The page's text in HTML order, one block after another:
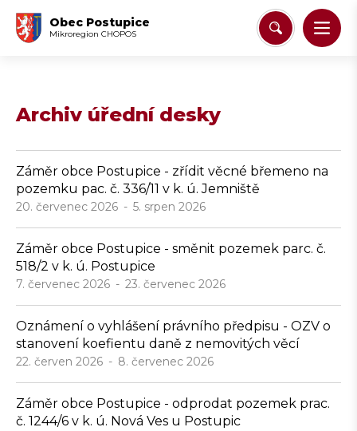
Obec Postupice
Mikroregion CHOPOS
Archiv úřední desky
Záměr obce Postupice - zřídit věcné břemeno na
pozemku pac. č. 336/11 v k. ú. Jemniště
20. červenec 2026 5. srpen 2026
Záměr obce Postupice - směnit pozemek parc. č.
518/2 v k. ú. Postupice
7. červenec 2026 23. červenec 2026
Oznámení o vyhlášení právního předpisu - OZV o
stanovení koefientu daně z nemovitých věcí
22. červen 2026 8. červenec 2026
Záměr obce Postupice - odprodat pozemek prac.
č. 1244/6 v k. ú. Nová Ves u Postupic